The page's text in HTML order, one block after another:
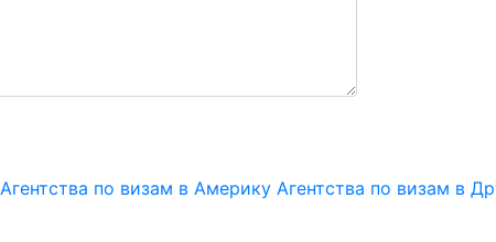
Агентства по визам в Америку Агентства по визам в